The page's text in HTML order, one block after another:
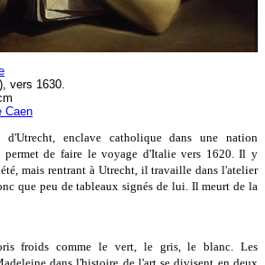
vers 1630.
Caen
enclave catholique dans une nation
de faire le voyage d'Italie vers 1620. Il y
mais rentrant à Utrecht, il travaille dans l'atelier
que peu de tableaux signés de lui. Il meurt de la
froids comme le vert, le gris, le blanc. Les